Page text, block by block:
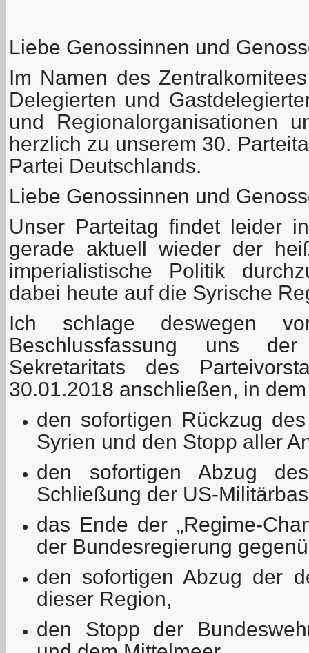
Liebe Genossinnen und
Im Namen des
Delegierten und
und Regionalorganisationen
herzlich zu unserem 30.
Partei Deutschlands.
Liebe Genossinnen und
Unser Parteitag findet leider
gerade aktuell wieder der
imperialistische Politik
dabei heute auf die Syrische
Ich schlage deswegen
Beschlussfassung uns
Sekretaritats des
30.01.2018 anschließen, in
den sofortigen Rückzug
Syrien und den Stopp aller
den sofortigen Abzug
Schließung der US-
das Ende der „Regime-
der Bundesregierung
den sofortigen Abzug der
dieser Region,
den Stopp der